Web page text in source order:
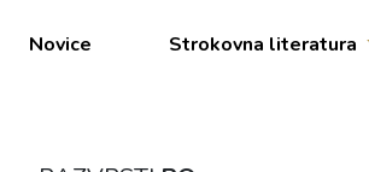
Novice Strokovna literatura